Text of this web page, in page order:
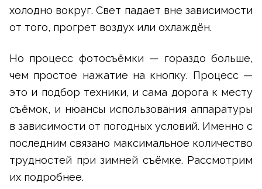
холодно вокруг. Свет падает вне зависимости
от того, прогрет воздух или охлаждён.
Но процесс фотосъёмки — гораздо больше,
чем простое нажатие на кнопку. Процесс —
это и подбор техники, и сама дорога к месту
съёмок, и нюансы использования аппаратуры
в зависимости от погодных условий. Именно с
последним связано максимальное количество
трудностей при зимней съёмке. Рассмотрим
их подробнее.